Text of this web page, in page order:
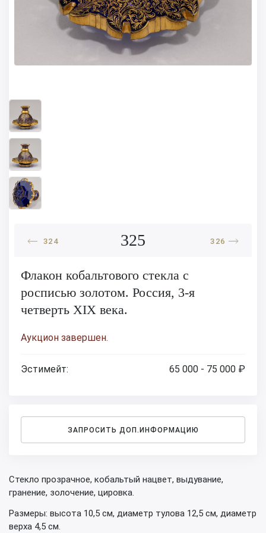
324 325 326
Флакон кобальтового стекла с
росписью золотом. Россия, 3-я
четверть XIX века.
Аукцион завершен.
Эстимейт: 65 000 - 75 000 ₽
ЗАПРОСИТЬ ДОП.ИНФОРМАЦИЮ
Стекло прозрачное, кобальтый нацвет, выдувание,
гранение, золочение, цировка.
Размеры: высота 10,5 см, диаметр тулова 12,5 см, диаметр
верха 4,5 см.